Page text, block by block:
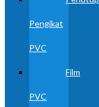
Pengikat
PVC
Film
PVC